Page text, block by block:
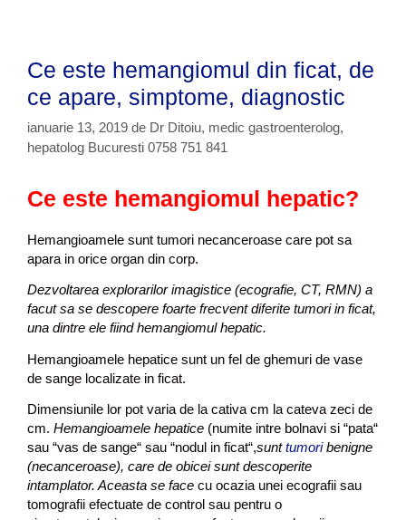
e
p
t
i
o
u
m
e
Ce este hemangiomul din ficat, de
ce apare, simptome, diagnostic
ianuarie 13, 2019 de Dr Ditoiu, medic gastroenterolog,
hepatolog Bucuresti 0758 751 841
Ce este hemangiomul hepatic?
Hemangioamele sunt tumori necanceroase care pot sa
apara in orice organ din corp.
Dezvoltarea explorarilor imagistice (ecografie, CT, RMN) a
facut sa se descopere foarte frecvent diferite tumori in ficat,
una dintre ele fiind hemangiomul hepatic.
Hemangioamele hepatice sunt un fel de ghemuri de vase
de sange localizate in ficat.
Dimensiunile lor pot varia de la cativa cm la cateva zeci de
cm. Hemangioamele hepatice (numite intre bolnavi si “pata“
sau “vas de sange“ sau “nodul in ficat“,sunttumoribenigne
(necanceroase), care de obicei sunt descoperite
intamplator. Aceasta se face cu ocazia unei ecografii sau
tomografii efectuate de control sau pentru o